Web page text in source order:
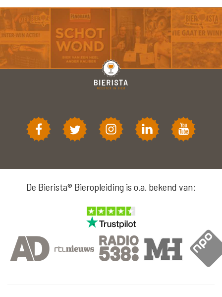
De Bierista® Bieropleiding is o.a. bekend van: